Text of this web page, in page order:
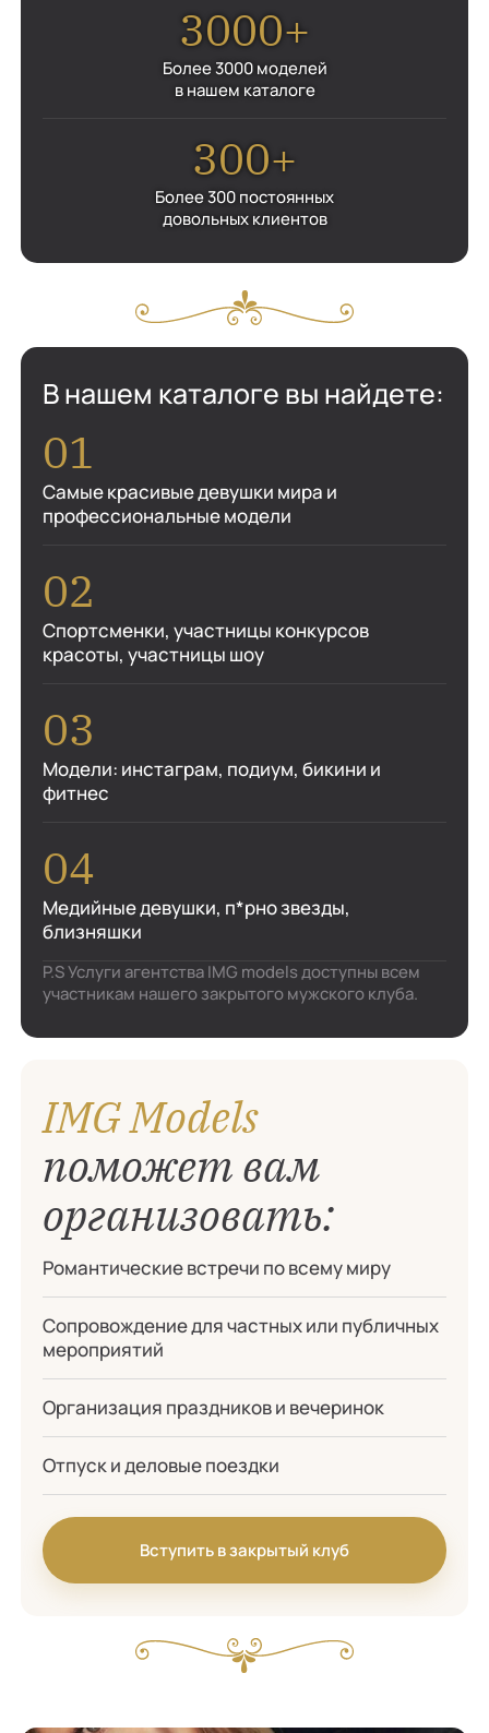
3000+
Более 3000 моделей
в нашем каталоге
300+
Более 300 постоянных
довольных клиентов
IMG Models
поможет вам
организовать:
Романтические встречи по всему миру
Сопровождение для частных или публичных
мероприятий
Организация праздников и вечеринок
Отпуск и деловые поездки
Вступить в закрытый клуб
В нашем каталоге вы найдете:
Самые красивые девушки мира и
профессиональные модели
Спортсменки, участницы конкурсов
красоты, участницы шоу
Модели: инстаграм, подиум, бикини и
фитнес
Медийные девушки, п*рно звезды,
близняшки
P.S Услуги агентства IMG models доступны всем
участникам нашего закрытого мужского клуба.